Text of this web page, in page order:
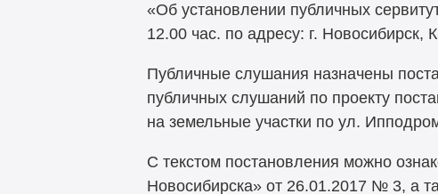
«Об установлении публичных
12.00 час. по адресу: г. Новосибирск,
Публичные слушания назначены
публичных слушаний по проекту
на земельные участки по ул.
С текстом постановления можно
Новосибирска» от 26.01.2017 № 3, а